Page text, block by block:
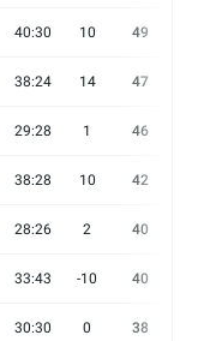
40:30 10 49
38:24 14 47
29:28 1 46
38:28 10 42
28:26 2 40
33:43 -10 40
30:30 0 38